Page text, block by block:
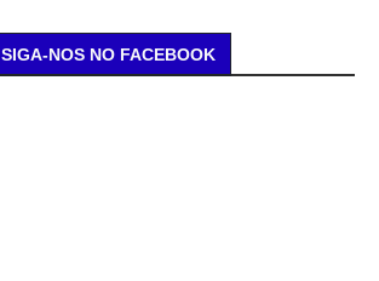
SIGA-NOS NO FACEBOOK